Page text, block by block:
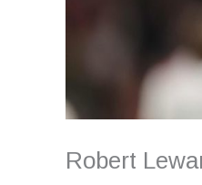
Robert